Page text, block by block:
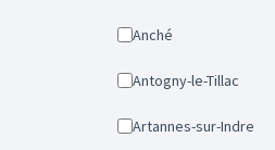
Anché
Antogny-le-Tillac
Artannes-sur-Indre